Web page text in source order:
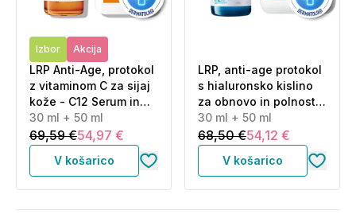
Izbor Akcija
LRP Anti-Age, protokol
z vitaminom C za sijaj
kože - C12 Serum in
UVMune Fluid - ZF50+
(30 ml + 50 ml)
30 ml + 50 ml
69,59 €54,97 €
V košarico
LRP, anti-age protokol
s hialuronsko kislino
za obnovo in polnost
kože (30 ml + 50 ml)
30 ml + 50 ml
68,50 €54,12 €
V košarico